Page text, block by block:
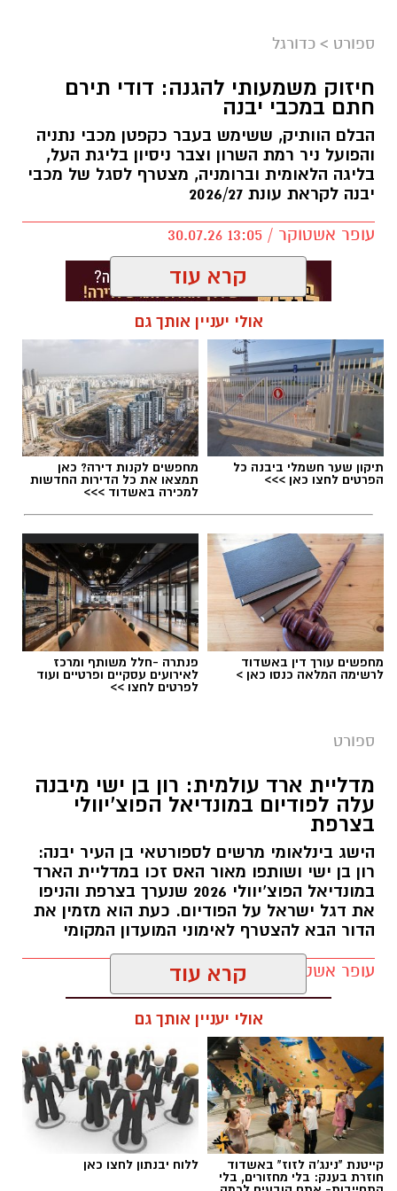
בעיר, פיתוח דור העתיד של השחקנים, הרחבת
שיתופי הפעולה וחשיבות החינוך לערכים באמצעות
הספורט.
באליצור יבנה ציינו כי ג'מצ'י, הנחשב לאחת
הדמויות הבולטות בתולדות הכדורסל הישראלי,
שיתף מניסיונו העשיר והעניק למשתתפים השראה
מאות הילדים ובני הנוער הפעילים באגודה.
בסיום הביקור הודו באגודה לג'מצ'י על הגעתו, על
השיחה הפתוחה ועל התמיכה המתמשכת בכדורסל
הישראלי, ואיחלו לו המשך הצלחה ועשייה.
יש לכם מידע חשוב שטרם נחשף? צילומים מאירוע
חדשותי? מצאתם טעות בכתבה? נשמח שתשתפו
ספורט > כדורגל
חיזוק משמעותי להגנה: דודי תירם
חתם במכבי יבנה
הבלם הוותיק, ששימש בעבר כקפטן מכבי נתניה
והפועל ניר רמת השרון וצבר ניסיון בליגת העל,
בליגה הלאומית וברומניה, מצטרף לסגל של מכבי
יבנה לקראת עונת 2026/27
עופר אשטוקר / 13:05 30.07.26
תגים:דודי תירם מצטרף למכבי יבנה
דודי תירם (צילום: מכבי יבנה)
תירם מגיע ליבנה לאחר קריירה עשירה בכדורגל
הישראלי, שכללה הופעות בליגת העל ובליגה
הלאומית, לצד קדנציה גם בליגה הראשונה
ברומניה. במהלך הקריירה שיחק במכבי נתניה, שם
אף שימש כקפטן הקבוצה בליגת העל, ובהמשך
לבש את מדי מ.ס אשדוד, הפועל חדרה, הפועל
רעננה, מכבי יפו והפועל ניר רמת השרון, שבה היה
קפטן במשך ארבע עונות.
במכבי יבנה מציינים כי מעבר ליכולותיו המקצועיות,
תירם מביא עמו ניסיון רב, מנהיגות, מחויבות ומוסר
עבודה גבוה – תכונות שלדברי המועדון צפויות
לחזק הן את חוליית ההגנה והן את חדר ההלבשה.
במועדון הוסיפו כי כבר במהלך המגעים עם הבלם
התרשמו מהרצון הגדול שלו להצליח ומהמחויבות
שלו להיות חלק משמעותי מהדרך של הקבוצה,
קרא עוד
אולי יעניין אותך גם
תיקון שער חשמלי ביבנה כל
הפרטים לחצו כאן >>>
מחפשים לקנות דירה? כאן
תמצאו את כל הדירות החדשות
למכירה באשדוד >>>
מחפשים עורך דין באשדוד
לרשימה המלאה כנסו כאן >
פנתרה -חלל משותף ומרכז
לאירועים עסקיים ופרטיים ועוד
לפרטים לחצו >>
ספורט
מדליית ארד עולמית: רון בן ישי מיבנה
עלה לפודיום במונדיאל הפוצ’יוולי
בצרפת
הישג בינלאומי מרשים לספורטאי בן העיר יבנה:
רון בן ישי ושותפו מאור האס זכו במדליית הארד
במונדיאל הפוצ’יוולי 2026 שנערך בצרפת והניפו
את דגל ישראל על הפודיום. כעת הוא מזמין את
הדור הבא להצטרף לאימוני המועדון המקומי
עופר אשטוקר / 17:38 27.07.26
תגים:רון בן ישי
קרא עוד
אולי יעניין אותך גם
קייטנת "נינג'ה לזוז" באשדוד
חוזרת בענק: בלי מחזורים, בלי
ללוח יבנתון לחצו כאן